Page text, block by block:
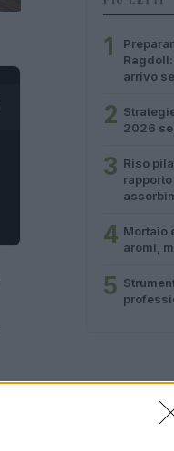
1
arrivo
2 2026
3 Riso
4 Mortaio
aromi,
5